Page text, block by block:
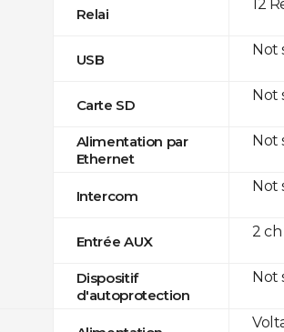
Relai
USB
Carte SD
Alimentation par
Ethernet
Intercom
Entrée AUX
Dispositif
d'autoprotection
12
Not
Not
Not
Not
2
Not